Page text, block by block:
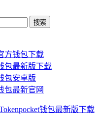
搜索
方钱包下载
包最新版下载
包安卓版
包最新官网
钱包最新版下载